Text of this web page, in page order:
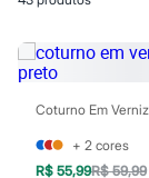
Macacões
Shorts e
Vestidos
Acessórios
Bolsas
Bijoux
Cintos
+ 2 cores
R$ 55,99R$ 59,99